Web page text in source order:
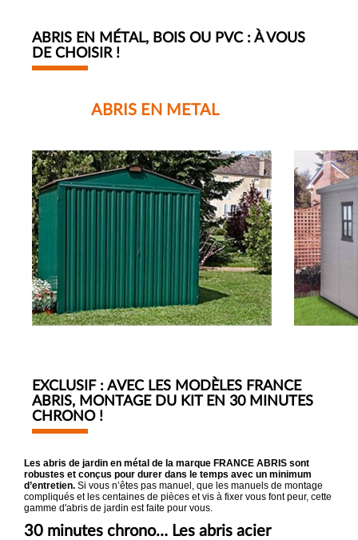
ABRIS EN MÉTAL, BOIS OU PVC : À VOUS
DE CHOISIR !
ABRIS EN METAL
EXCLUSIF : AVEC LES MODÈLES FRANCE
ABRIS, MONTAGE DU KIT EN 30 MINUTES
CHRONO !
Les abris de jardin en métal de la marque FRANCE ABRIS sont
robustes et conçus pour durer dans le temps avec un minimum
d’entretien. Si vous n’êtes pas manuel, que les manuels de montage
compliqués et les centaines de pièces et vis à fixer vous font peur, cette
gamme d'abris de jardin est faite pour vous.
30 minutes chrono… Les abris acier